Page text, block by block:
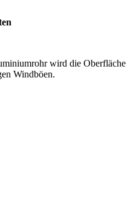
wird die Oberfläche
Windböen.